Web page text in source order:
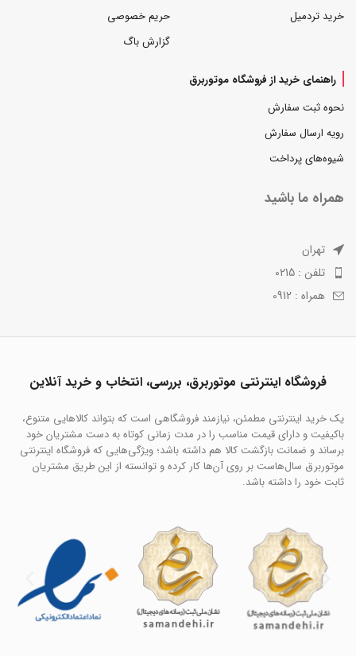
خرید تردمیل
حریم خصوصی
گزارش باگ
راهنمای خرید از فروشگاه موتوربرق
نحوه ثبت سفارش
رویه ارسال سفارش
شیوه‌های پرداخت
همراه ما باشید
تهران
تلفن : 0215
همراه : 0912
فروشگاه اینترنتی موتوربرق، بررسی، انتخاب و خرید آنلاین
یک خرید اینترنتی مطمئن، نیازمند فروشگاهی است که بتواند کالاهایی متنوع،
باکیفیت و دارای قیمت مناسب را در مدت زمانی کوتاه به دست مشتریان خود
برساند و ضمانت بازگشت کالا هم داشته باشد؛ ویژگی‌هایی که فروشگاه اینترنتی
موتوربرق سال‌هاست بر روی آن‌ها کار کرده و توانسته از این طریق مشتریان
ثابت خود را داشته باشد.